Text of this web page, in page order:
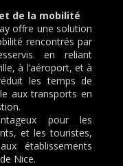
de la mobilité
offre une solution
rencontrés par
en reliant
à l’aéroport, et à
les temps de
aux transports en
pour les
et les touristes,
établissements
Nice.